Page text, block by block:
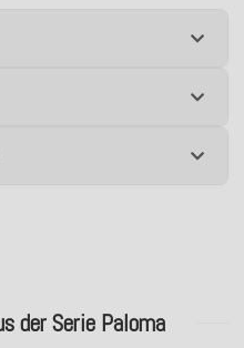
der Serie Paloma